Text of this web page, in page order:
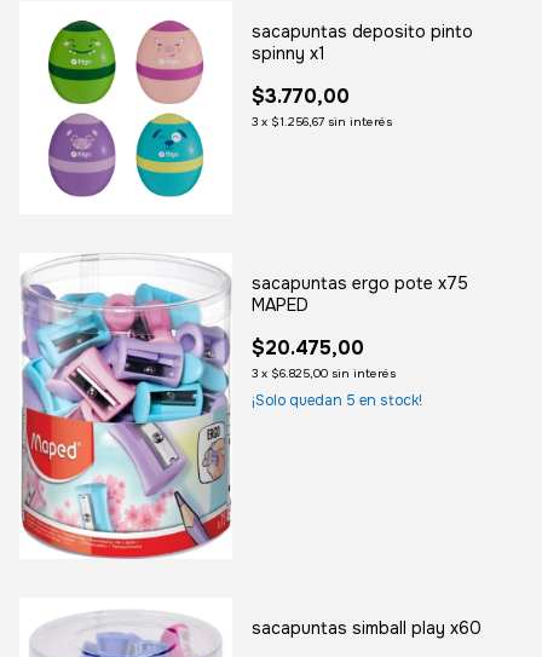
sacapuntas deposito pinto
spinny x1
$3.770,00
3 x $1.256,67 sin interés
sacapuntas ergo pote x75
MAPED
$20.475,00
3 x $6.825,00 sin interés
¡Solo quedan 5 en stock!
sacapuntas simball play x60